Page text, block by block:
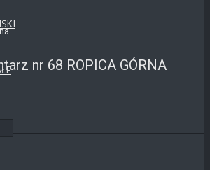
nr 68 ROPICA GÓRNA